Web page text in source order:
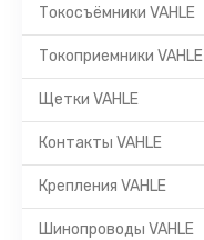
Токосъёмники VAHLE
Токоприемники VAHLE
Щетки VAHLE
Контакты VAHLE
Крепления VAHLE
Шинопроводы VAHLE